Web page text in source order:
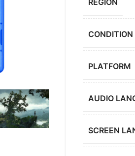
REGION
CONDITION
PLATFORM
AUDIO
SCREEN